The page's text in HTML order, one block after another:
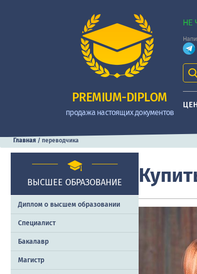
PREMIUM-DIPLOM
продажа настоящих документов
НЕ
Главная / переводчика
ВЫСШЕЕ ОБРАЗОВАНИЕ
Диплом о высшем образовании
Специалист
Бакалавр
Магистр